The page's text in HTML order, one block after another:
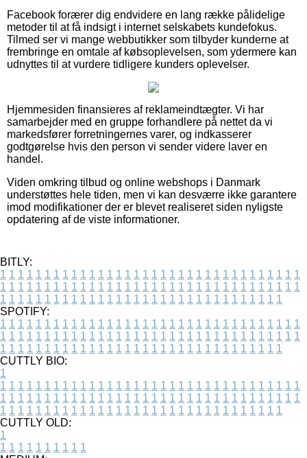
Facebook forærer dig endvidere en lang række pålidelige
metoder til at få indsigt i internet selskabets kundefokus.
Tilmed ser vi mange webbutikker som tilbyder kunderne at
frembringe en omtale af købsoplevelsen, som ydermere kan
udnyttes til at vurdere tidligere kunders oplevelser.
Hjemmesiden finansieres af reklameindtægter. Vi har
samarbejder med en gruppe forhandlere på nettet da vi
markedsfører forretningernes varer, og indkasserer
godtgørelse hvis den person vi sender videre laver en
handel.
Viden omkring tilbud og online webshops i Danmark
understøttes hele tiden, men vi kan desværre ikke garantere
imod modifikationer der er blevet realiseret siden nyligste
opdatering af de viste informationer.
BITLY:
1 1 1 1 1 1 1 1 1 1 1 1 1 1 1 1 1 1 1 1 1 1 1 1 1 1 1 1 1 1 1 1 1 1
1 1 1 1 1 1 1 1 1 1 1 1 1 1 1 1 1 1 1 1 1 1 1 1 1 1 1 1 1 1 1 1 1 1
1 1 1 1 1 1 1 1 1 1 1 1 1 1 1 1 1 1 1 1 1 1 1 1 1 1 1 1 1 1 1 1
SPOTIFY:
1 1 1 1 1 1 1 1 1 1 1 1 1 1 1 1 1 1 1 1 1 1 1 1 1 1 1 1 1 1 1 1 1 1
1 1 1 1 1 1 1 1 1 1 1 1 1 1 1 1 1 1 1 1 1 1 1 1 1 1 1 1 1 1 1 1 1 1
1 1 1 1 1 1 1 1 1 1 1 1 1 1 1 1 1 1 1 1 1 1 1 1 1 1 1 1 1 1 1 1
CUTTLY BIO:
1
1 1 1 1 1 1 1 1 1 1 1 1 1 1 1 1 1 1 1 1 1 1 1 1 1 1 1 1 1 1 1 1 1 1
1 1 1 1 1 1 1 1 1 1 1 1 1 1 1 1 1 1 1 1 1 1 1 1 1 1 1 1 1 1 1 1 1 1
1 1 1 1 1 1 1 1 1 1 1 1 1 1 1 1 1 1 1 1 1 1 1 1 1 1 1 1 1 1 1 1
CUTTLY OLD:
1
1 1 1 1 1 1 1 1 1 1